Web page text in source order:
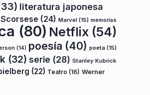
literatura japonesa
(24) Marvel (15) memorias
(80) Netflix (54)
(14) poesía (40) poeta (15)
(32) serie (28) Stanley Kubrick
(22) Teatro (16) Werner